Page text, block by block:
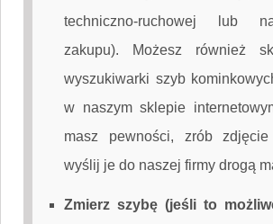
techniczno-ruchowej lub
zakupu). Możesz również
wyszukiwarki szyb
w naszym sklepie
masz pewności, zrób
wyślij je do naszej firmy drogą
Zmierz szybę (jeśli to